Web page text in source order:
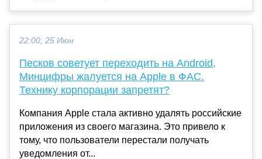
22:00, 25 Июн
Песков советует переходить на Android,
Минцифры жалуется на Apple в ФАС.
Технику корпорации запретят?
Компания Apple стала активно удалять российские
приложения из своего магазина. Это привело к
тому, что пользователи перестали получать
уведомления от...